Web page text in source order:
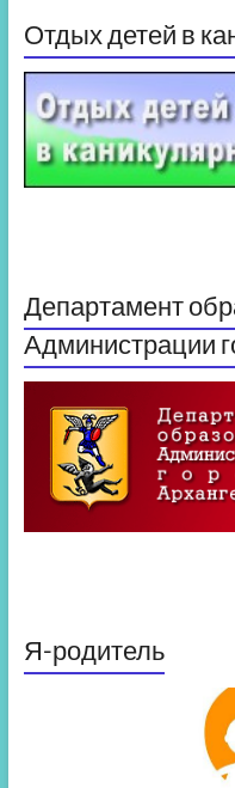
Отдых детей в
Департамент
Администрации
Я-родитель